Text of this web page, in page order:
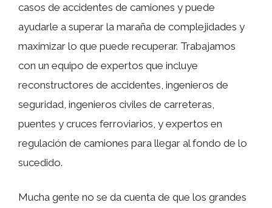
casos de accidentes de camiones y puede
ayudarle a superar la maraña de complejidades y
maximizar lo que puede recuperar. Trabajamos
con un equipo de expertos que incluye
reconstructores de accidentes, ingenieros de
seguridad, ingenieros civiles de carreteras,
puentes y cruces ferroviarios, y expertos en
regulación de camiones para llegar al fondo de lo
sucedido.
Mucha gente no se da cuenta de que los grandes